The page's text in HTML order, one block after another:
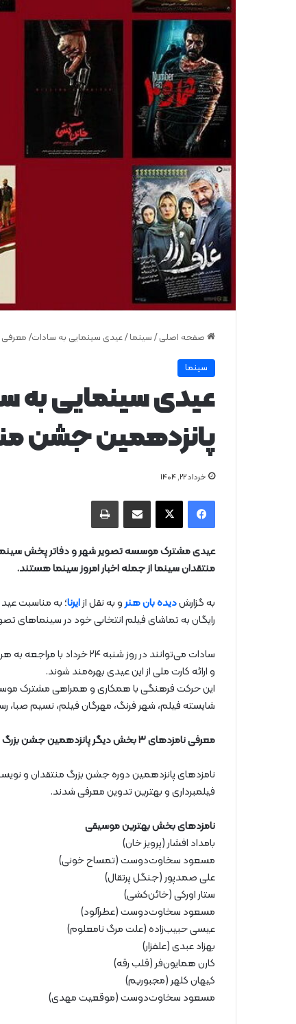
صفحه اصلی / سینما /عیدی سینمایی به سادات/
سینما
عیدی سینمایی به
پانزدهمین جشن
خرداد ۲۲, ۱۴۰۴
فیس بوک X از طریق ایمیل به اشتراک بگذارید چاپ
منتقدان سینما از جمله اخبار امروز سینما هستند.
به گزارشدیده بان هنرو به نقل ازایرنا؛ به مناسبت
رایگان به تماشای فیلم انتخابی خود در سینماهای
سادات می‌توانند در روز شنبه
و ارائه کارت ملی از این عیدی بهره‌مند شوند.
این حرکت فرهنگی با همکاری و همراهی مشترک
شایسته فیلم، شهر فرنگ، مهرگان فیلم، نسیم صبا،
معرفی نامزدهای ۳ بخش دیگر پانزدهمین جشن بزرگ منتقدان سینما
نامزدهای پانزدهمین دوره جشن بزرگ منتقدان و
فیلمبرداری و بهترین تدوین معرفی شدند.
نامزدهای بخش بهترین موسیقی
بامداد افشار (پرویز خان)
مسعود سخاوت‌دوست (تمساح خونی)
علی صمدپور (جنگل پرتقال)
ستار اورکی (خائن‌کشی)
مسعود سخاوت‌دوست (عطرآلود)
عیسی حبیب‌زاده (علت مرگ نامعلوم)
بهزاد عبدی (علفزار)
کارن همایون‌فر (قلب رقه)
کیهان کلهر (مجبوریم)
مسعود سخاوت‌دوست (موقعیت مهدی)